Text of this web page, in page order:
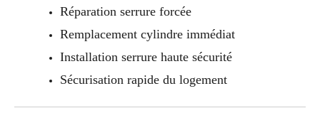
Réparation serrure forcée
Remplacement cylindre immédiat
Installation serrure haute sécurité
Sécurisation rapide du logement